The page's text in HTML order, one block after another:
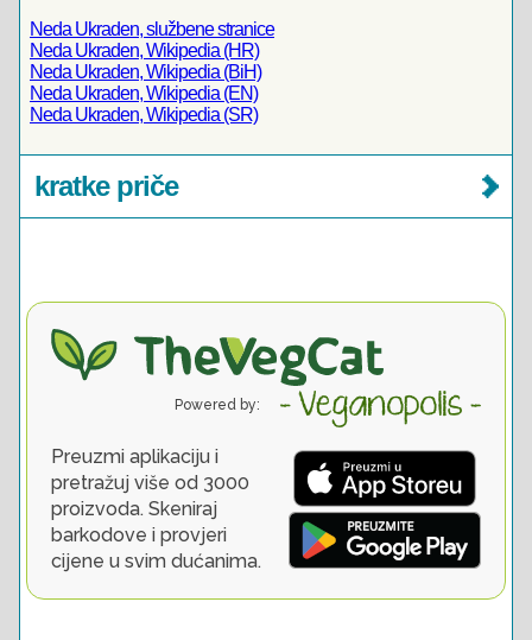
Neda Ukraden, službene stranice
Neda Ukraden, Wikipedia (HR)
Neda Ukraden, Wikipedia (BiH)
Neda Ukraden, Wikipedia (EN)
Neda Ukraden, Wikipedia (SR)
kratke priče